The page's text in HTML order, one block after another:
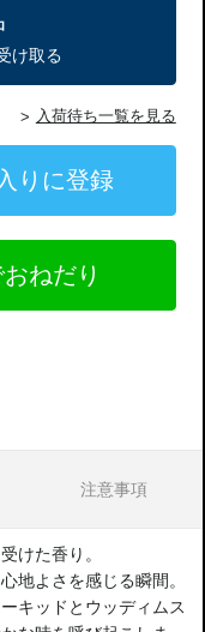
け取る
入荷待ち一覧を見る
りに登録
ねだり
注意事項
けた香り。
地よさを感じる瞬間。
キッドとウッディムス